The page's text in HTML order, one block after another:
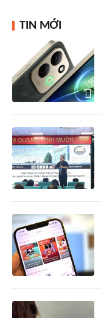
TIN MỚI